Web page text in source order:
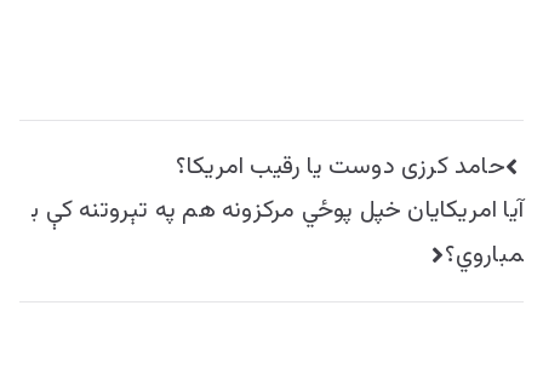
راهبری
نوشته
حامد کرزی دوست یا رقیب امریکا؟
آيا امريکايان خپل پوځي مرکزونه هم په تېروتنه کې ب
مباروي؟